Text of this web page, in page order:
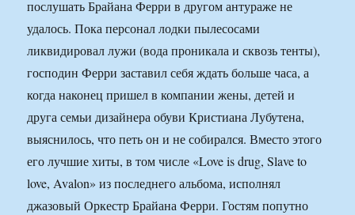
послушать Брайана Ферри в другом антураже не
удалось. Пока персонал лодки пылесосами
ликвидировал лужи (вода проникала и сквозь тенты),
господин Ферри заставил себя ждать больше часа, а
когда наконец пришел в компании жены, детей и
друга семьи дизайнера обуви Кристиана Лубутена,
выяснилось, что петь он и не собирался. Вместо этого
его лучшие хиты, в том числе «Love is drug, Slave to
love, Avalon» из последнего альбома, исполнял
джазовый Оркестр Брайана Ферри. Гостям попутно